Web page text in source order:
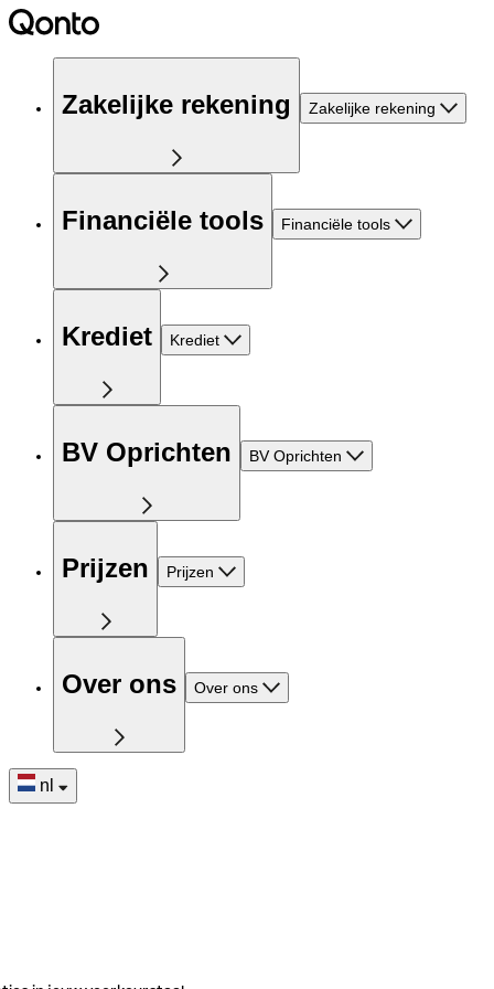
Zakelijke rekening Zakelijke rekening
Financiële tools Financiële tools
Krediet Krediet
BV Oprichten BV Oprichten
Prijzen Prijzen
Over ons Over ons
nl